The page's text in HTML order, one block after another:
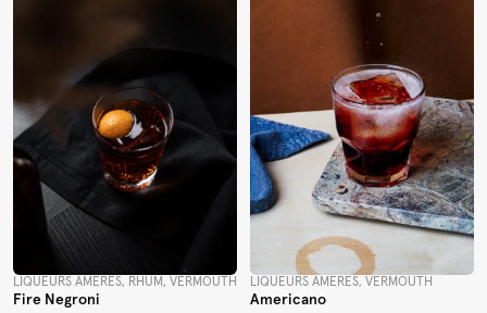
LIQUEURS AMÈRES, RHUM, VERMOUTH
Fire Negroni
LIQUEURS AMÈRES, VERMOUTH
Americano